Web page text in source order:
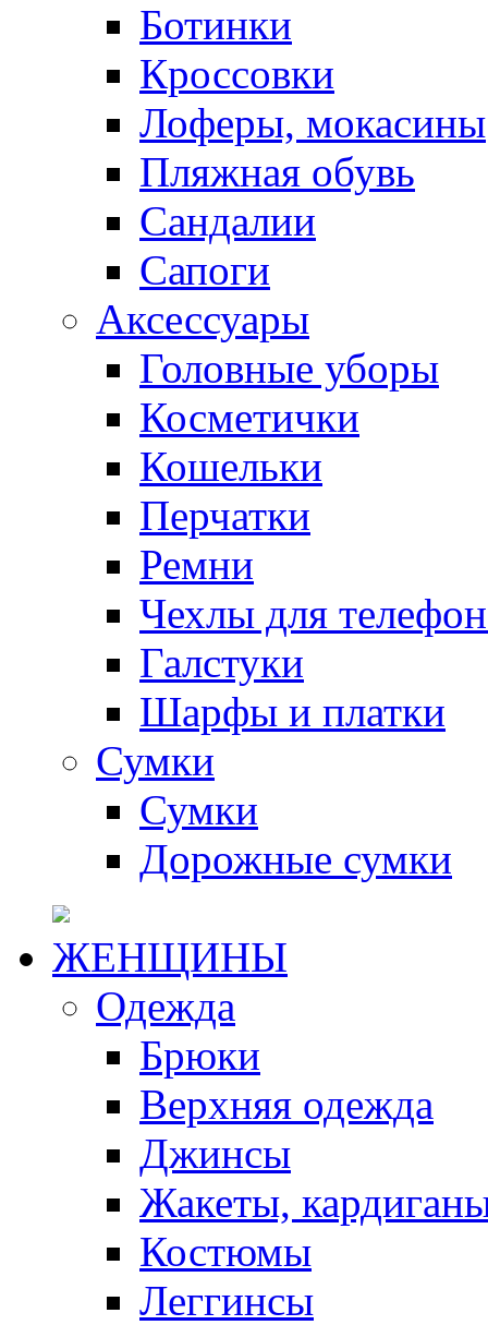
Ботинки
Кроссовки
Лоферы, мокасины
Пляжная обувь
Сандалии
Сапоги
Аксессуары
Головные уборы
Косметички
Кошельки
Перчатки
Ремни
Чехлы для
Галстуки
Шарфы и платки
Сумки
Сумки
Дорожные сумки
ЖЕНЩИНЫ
Одежда
Брюки
Верхняя одежда
Джинсы
Жакеты,
Костюмы
Леггинсы